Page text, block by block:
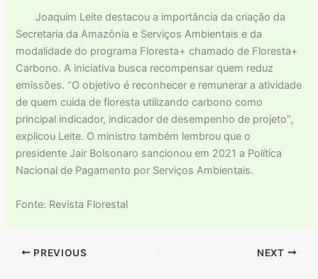
Joaquim Leite destacou a importância da criação da
Secretaria da Amazônia e Serviços Ambientais e da
modalidade do programa Floresta+ chamado de Floresta+
Carbono. A iniciativa busca recompensar quem reduz
emissões. “O objetivo é reconhecer e remunerar a atividade
de quem cuida de floresta utilizando carbono como
principal indicador, indicador de desempenho de projeto”,
explicou Leite. O ministro também lembrou que o
presidente Jair Bolsonaro sancionou em 2021 a Política
Nacional de Pagamento por Serviços Ambientais.
Fonte: Revista Florestal
PREVIOUS NEXT